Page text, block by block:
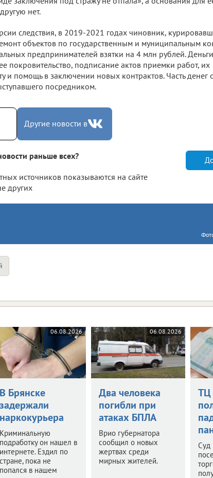
нет.
следствия, в 2019-2021 годах чиновник,
объектов по государственным и муниципальным
предпринимателей взятки на 4 млн рублей. Деньги
покровительство, подписание актов приемки работ, их
и помощь в заключении новых контрактов. Часть денег
посредником.
Другие новости в
раньше всех?
источников показываются на сайте
других
06.08.2026
В Брянске
задержали
наркокурьера
Криминальную
подработку он нашел в
интернете. Ездил по
стране, пока не
попался в нашем
06.08.2026
Два человека
погибли при
атаках БПЛА
Врио губернатора
сообщил о новых
жертвах среди
мирных жителей.
ТЦ
Суд